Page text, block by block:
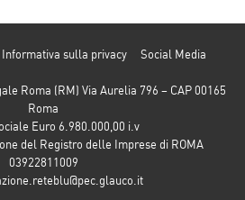
Informativa sulla privacy
Social Media
Roma (RM) Via Aurelia 796 – CAP 00165
Roma
Euro 6.980.000,00 i.v
del Registro delle Imprese di ROMA
03922811009